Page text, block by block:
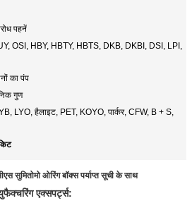
पहनें
OSI, HBY, HBTY, HBTS, DKB, DKBI, DSI, LPI,
का पंप
गुण
LYO, हैलाइट, PET, KOYO, पार्कर, CFW, B + S,
सुमितोमो ओरिंग बॉक्स पर्याप्त सूची के साथ
एक्सपर्ट्स: